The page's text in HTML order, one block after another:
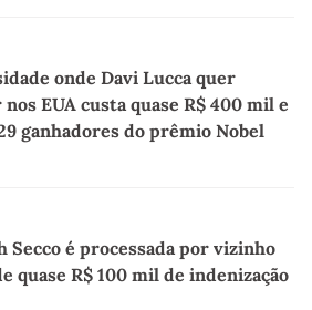
onde Davi Lucca quer
EUA custa quase R$ 400 mil e
ganhadores do prêmio Nobel
Secco é processada por vizinho
quase R$ 100 mil de indenização